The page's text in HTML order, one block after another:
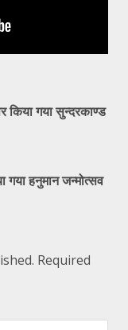
किया गया सुन्दरकाण्ड
गया हनुमान जन्मोत्सव
Required